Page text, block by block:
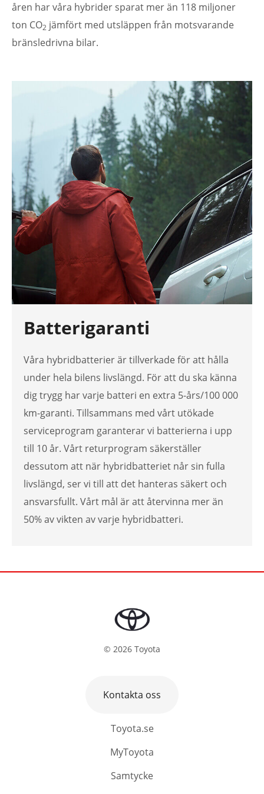
åren har våra hybrider sparat mer än 118 miljoner
ton CO2 jämfört med utsläppen från motsvarande
bränsledrivna bilar.
Batterigaranti
Våra hybridbatterier är tillverkade för att hålla
under hela bilens livslängd. För att du ska känna
dig trygg har varje batteri en extra 5-års/100 000
km-garanti. Tillsammans med vårt utökade
serviceprogram garanterar vi batterierna i upp
till 10 år. Vårt returprogram säkerställer
dessutom att när hybridbatteriet når sin fulla
livslängd, ser vi till att det hanteras säkert och
ansvarsfullt. Vårt mål är att återvinna mer än
50% av vikten av varje hybridbatteri.
© 2026 Toyota
Toyota.se
MyToyota
Samtycke
Kontakta oss